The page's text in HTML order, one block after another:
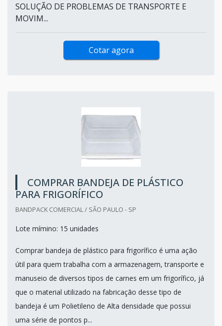
SOLUÇÃO DE PROBLEMAS DE TRANSPORTE E
MOVIM...
Cotar agora
COMPRAR BANDEJA DE PLÁSTICO
PARA FRIGORÍFICO
BANDPACK COMERCIAL / SÃO PAULO - SP
Lote mímino: 15 unidades
Comprar bandeja de plástico para frigorífico é uma ação
útil para quem trabalha com a armazenagem, transporte e
manuseio de diversos tipos de carnes em um frigorífico, já
que o material utilizado na fabricação desse tipo de
bandeja é um Polietileno de Alta densidade que possui
uma série de pontos p...